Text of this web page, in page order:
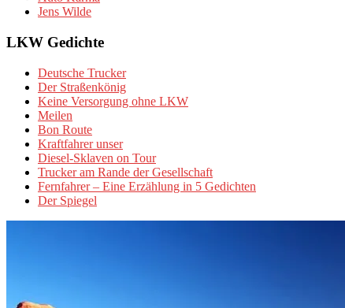
Jens Wilde
LKW Gedichte
Deutsche Trucker
Der Straßenkönig
Keine Versorgung ohne LKW
Meilen
Bon Route
Kraftfahrer unser
Diesel-Sklaven on Tour
Trucker am Rande der Gesellschaft
Fernfahrer – Eine Erzählung in 5 Gedichten
Der Spiegel